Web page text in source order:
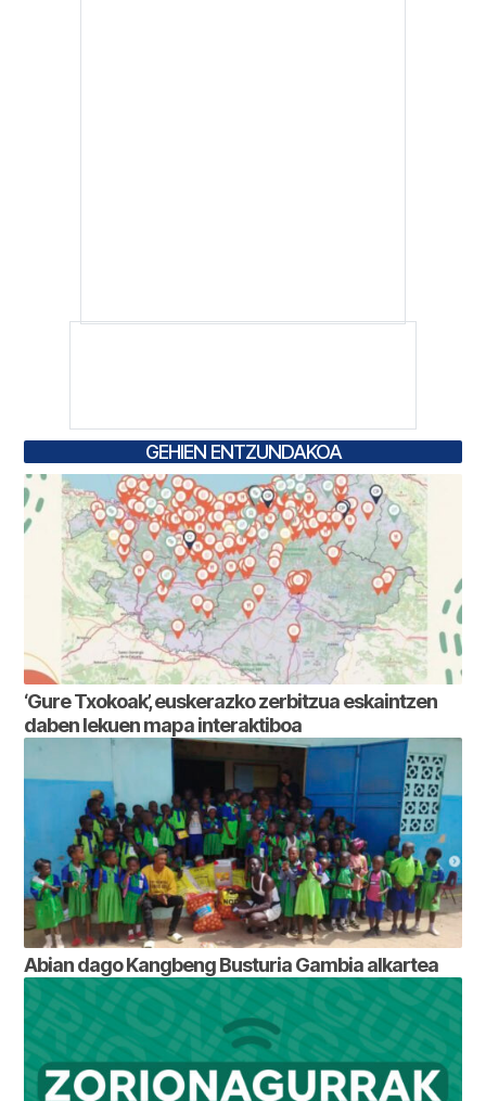
GEHIEN ENTZUNDAKOA
‘Gure Txokoak’, euskerazko zerbitzua eskaintzen
daben lekuen mapa interaktiboa
Abian dago Kangbeng Busturia Gambia alkartea